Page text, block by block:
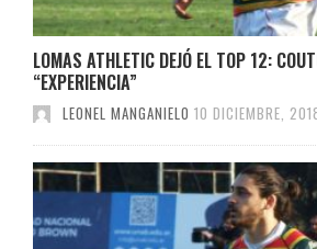
LOMAS ATHLETIC DEJÓ EL TOP 12:
“EXPERIENCIA”
LEONEL MANGANIELO 10 DICIEMBRE,